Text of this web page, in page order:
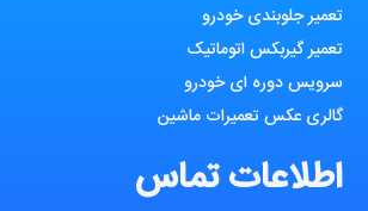
تعمیر جلوبندی خودرو
تعمیر گیربکس اتوماتیک
سرویس دوره ای خودرو
گالری عکس تعمیرات ماشین
اطلاعات تماس